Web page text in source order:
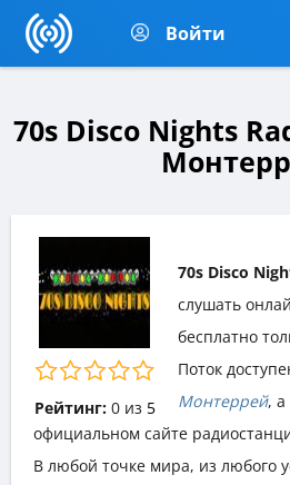
Войти
70s Disco Nights
Рейтинг: 0из 5
70s Disco
слушать
бесплатно
Поток
Монтеррей, а
официальном сайте
В любой точке мира, из любого